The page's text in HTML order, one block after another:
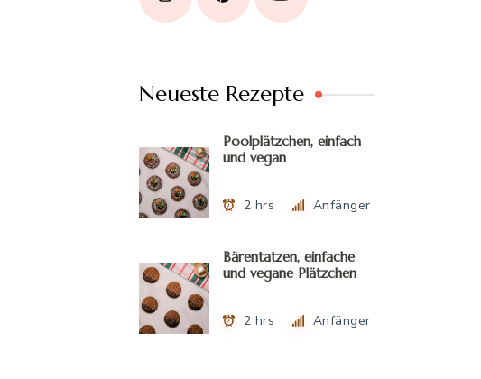
Neueste Rezepte
Poolplätzchen, einfach
und vegan
2 hrs Anfänger
Bärentatzen, einfache
und vegane Plätzchen
2 hrs Anfänger